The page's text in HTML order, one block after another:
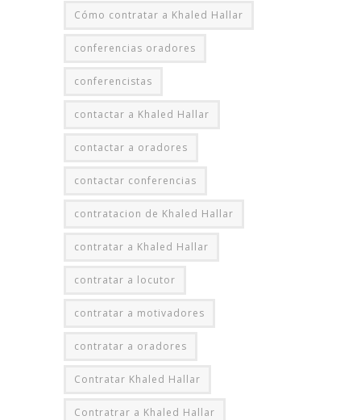
Cómo contratar a Khaled Hallar
conferencias oradores
conferencistas
contactar a Khaled Hallar
contactar a oradores
contactar conferencias
contratacion de Khaled Hallar
contratar a Khaled Hallar
contratar a locutor
contratar a motivadores
contratar a oradores
Contratar Khaled Hallar
Contratrar a Khaled Hallar